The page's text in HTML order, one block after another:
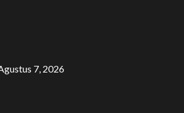
7, 2026